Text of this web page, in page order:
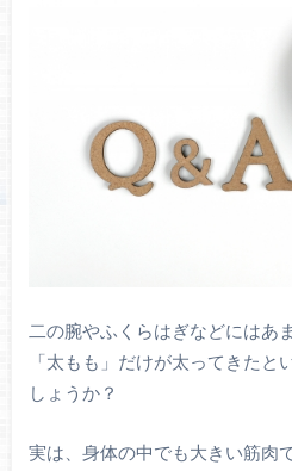
二の腕やふくらはぎなどにはあ
「太もも」だけが太ってきたと
しょうか？
実は、身体の中でも大きい筋肉